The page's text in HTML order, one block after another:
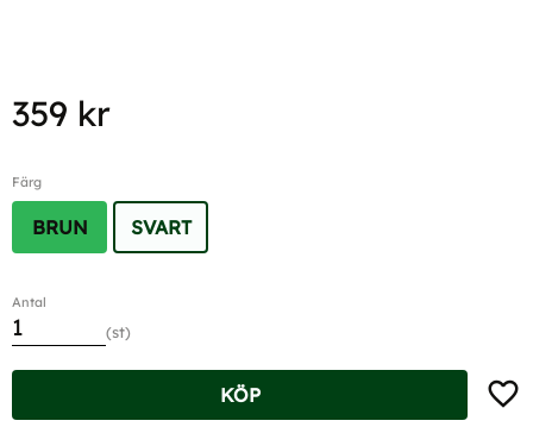
359 kr
Färg
BRUN SVART
Antal
st
KÖP